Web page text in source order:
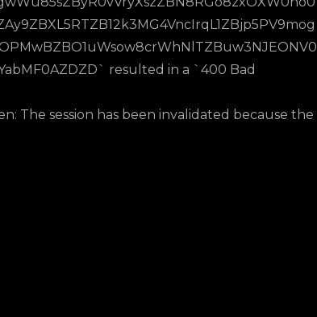
resulted in a `400 Bad
The session has been invalidated because the